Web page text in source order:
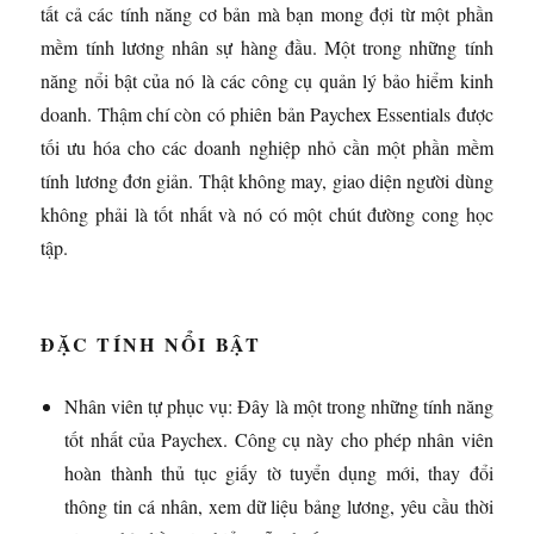
tất cả các tính năng cơ bản mà bạn mong đợi từ một phần
mềm tính lương nhân sự hàng đầu. Một trong những tính
năng nổi bật của nó là các công cụ quản lý bảo hiểm kinh
doanh. Thậm chí còn có phiên bản Paychex Essentials được
tối ưu hóa cho các doanh nghiệp nhỏ cần một phần mềm
tính lương đơn giản. Thật không may, giao diện người dùng
không phải là tốt nhất và nó có một chút đường cong học
tập.
ĐẶC TÍNH NỔI BẬT
Nhân viên tự phục vụ: Đây là một trong những tính năng
tốt nhất của Paychex. Công cụ này cho phép nhân viên
hoàn thành thủ tục giấy tờ tuyển dụng mới, thay đổi
thông tin cá nhân, xem dữ liệu bảng lương, yêu cầu thời